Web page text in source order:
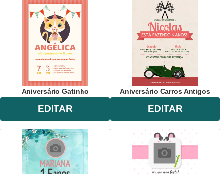
Aniversário Gatinho
EDITAR
Aniversário Carros Antigos
EDITAR